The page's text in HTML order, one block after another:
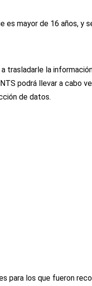
es mayor de 16 años, y
trasladarle la
podrá llevar a cabo
de datos.
para los que fueron